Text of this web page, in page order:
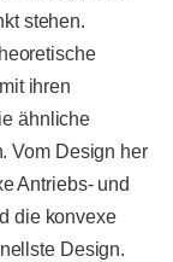
stehen.
ihren
ähnliche
Vom Design her
Antriebs- und
die konvexe
Design.